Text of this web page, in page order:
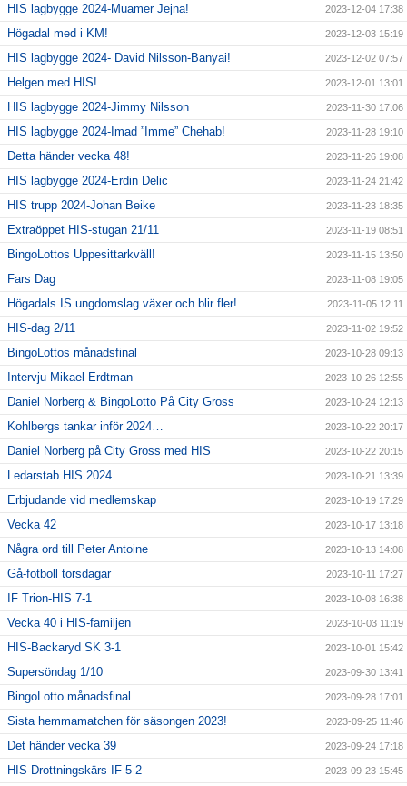
HIS lagbygge 2024-Muamer Jejna! 2023-12-04 17:38
Högadal med i KM! 2023-12-03 15:19
HIS lagbygge 2024- David Nilsson-Banyai! 2023-12-02 07:57
Helgen med HIS! 2023-12-01 13:01
HIS lagbygge 2024-Jimmy Nilsson 2023-11-30 17:06
HIS lagbygge 2024-Imad ”Imme” Chehab! 2023-11-28 19:10
Detta händer vecka 48! 2023-11-26 19:08
HIS lagbygge 2024-Erdin Delic 2023-11-24 21:42
HIS trupp 2024-Johan Beike 2023-11-23 18:35
Extraöppet HIS-stugan 21/11 2023-11-19 08:51
BingoLottos Uppesittarkväll! 2023-11-15 13:50
Fars Dag 2023-11-08 19:05
Högadals IS ungdomslag växer och blir fler! 2023-11-05 12:11
HIS-dag 2/11 2023-11-02 19:52
BingoLottos månadsfinal 2023-10-28 09:13
Intervju Mikael Erdtman 2023-10-26 12:55
Daniel Norberg & BingoLotto På City Gross 2023-10-24 12:13
Kohlbergs tankar inför 2024… 2023-10-22 20:17
Daniel Norberg på City Gross med HIS 2023-10-22 20:15
Ledarstab HIS 2024 2023-10-21 13:39
Erbjudande vid medlemskap 2023-10-19 17:29
Vecka 42 2023-10-17 13:18
Några ord till Peter Antoine 2023-10-13 14:08
Gå-fotboll torsdagar 2023-10-11 17:27
IF Trion-HIS 7-1 2023-10-08 16:38
Vecka 40 i HIS-familjen 2023-10-03 11:19
HIS-Backaryd SK 3-1 2023-10-01 15:42
Supersöndag 1/10 2023-09-30 13:41
BingoLotto månadsfinal 2023-09-28 17:01
Sista hemmamatchen för säsongen 2023! 2023-09-25 11:46
Det händer vecka 39 2023-09-24 17:18
HIS-Drottningskärs IF 5-2 2023-09-23 15:45